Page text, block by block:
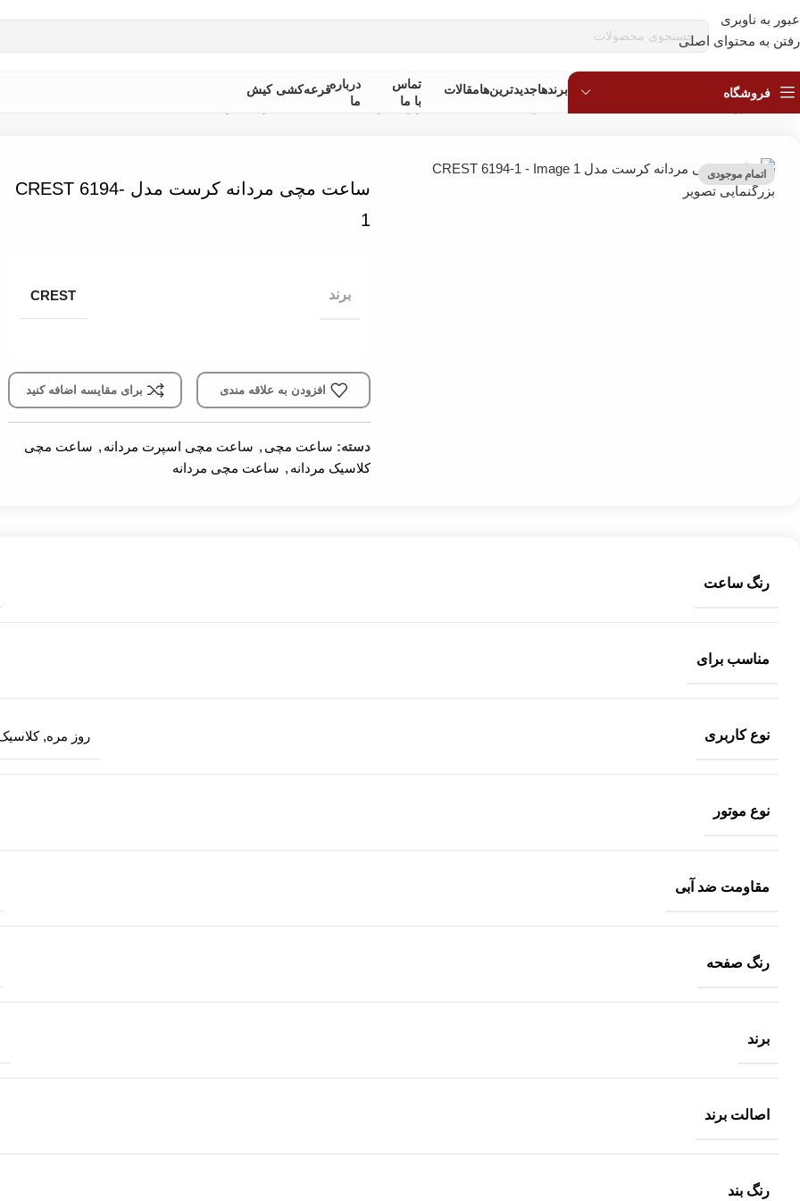
عبور به ناوبری
رفتن به محتوای اصلی
فروشگاه برندهاجدیدترین‌هامقالات
تماس
با ما
درباره
ما
قرعه‌کشی کیش
ساعت مچی اسپرت مردانه»
اتمام موجودی
بزرگنمایی تصویر
ساعت مچی مردانه کرست مدل CREST 6194-
1
برند CREST
افزودن به علاقه مندی برای مقایسه اضافه کنید
دسته: ساعت مچی , ساعت مچی اسپرت مردانه , ساعت مچی
کلاسیک مردانه , ساعت مچی مردانه
رنگ ساعت
مناسب برای
نوع کاربری روز مره,
نوع موتور
مقاومت ضد آبی
رنگ صفحه
برند
اصالت برند
رنگ بند